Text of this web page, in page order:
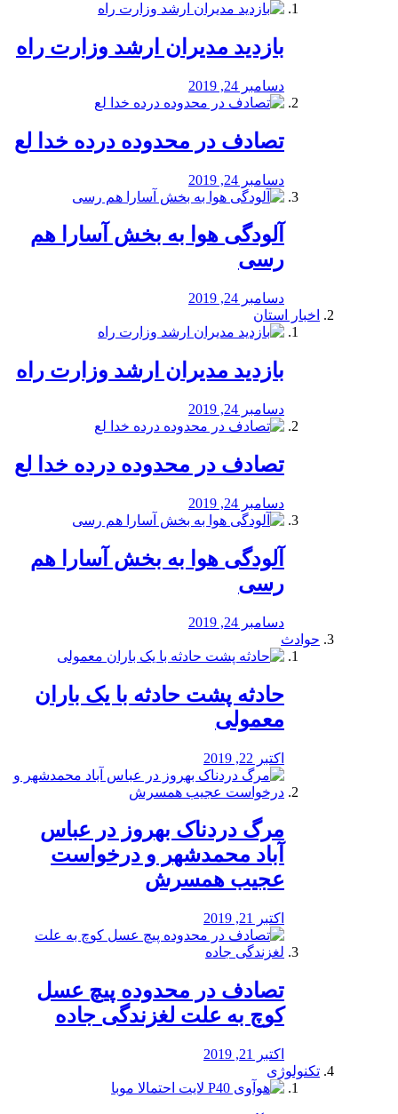
بازدید مدیران ارشد وزارت راه
دسامبر 24, 2019
تصادف در محدوده درده خدا لع
دسامبر 24, 2019
آلودگی هوا به بخش آسارا هم
رسی
دسامبر 24, 2019
اخبار استان
بازدید مدیران ارشد وزارت راه
دسامبر 24, 2019
تصادف در محدوده درده خدا لع
دسامبر 24, 2019
آلودگی هوا به بخش آسارا هم
رسی
دسامبر 24, 2019
حوادث
️حادثه پشت حادثه با یک باران
معمولی
اکتبر 22, 2019
مرگ دردناک بهروز در عباس
آباد محمدشهر و درخواست
عجیب همسرش
اکتبر 21, 2019
تصادف در محدوده پیچ عسل
کوچ به علت لغزندگی جاده
اکتبر 21, 2019
تکنولوژی